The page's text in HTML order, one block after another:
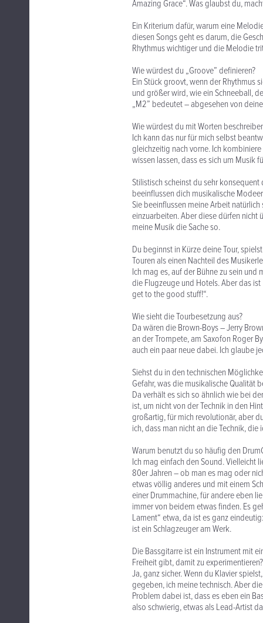
Amazing Grace“. Was glaubst du,
Ein Kriterium dafür, warum eine
diesen Songs geht es darum, die
Rhythmus wichtiger und die Melodie
Wie würdest du „Groove” definieren?
Ein Stück groovt, wenn der Rhythmus
und größer wird, wie ein Schneeball,
„M2” bedeutet – abgesehen von
Wie würdest du mit Worten
Ich kann das nur für mich selbst
gleichzeitig nach vorne. Ich
wissen lassen, dass es sich um Musik
Stilistisch scheinst du sehr
beeinflussen dich musikalische
Sie beeinflussen meine Arbeit
einzuarbeiten. Aber diese dürfen nicht
meine Musik die Sache so.
Du beginnst in Kürze deine Tour,
Touren als einen Nachteil des
Ich mag es, auf der Bühne zu sein
die Flugzeuge und Hotels. Aber das
get to the good stuff!“.
Wie sieht die Tourbesetzung aus?
Da wären die Brown-Boys – Jerry
an der Trompete, am Saxofon Roger
auch ein paar neue dabei. Ich glaube
Siehst du in den technischen
Gefahr, was die musikalische Qualität
Da verhält es sich so ähnlich wie bei
ist, um nicht von der Technik in den
großartig, für mich revolutionär, aber
ich, dass man nicht an die Technik,
Warum benutzt du so häufig den
Ich mag einfach den Sound. Vielleicht
80er Jahren – ob man es mag oder
etwas völlig anderes und mit einem
einer Drummachine, für andere eben
immer von beidem etwas finden. Es
Lament“ etwa, da ist es ganz
ist ein Schlagzeuger am Werk.
Die Bassgitarre ist ein Instrument mit
Freiheit gibt, damit zu experimentieren?
Ja, ganz sicher. Wenn du Klavier
gegeben, ich meine technisch. Aber
Problem dabei ist, dass es eben ein
also schwierig, etwas als Lead-Artist